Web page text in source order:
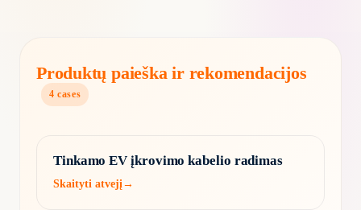
Produktų paieška ir rekomendacijos
4 cases
Tinkamo EV įkrovimo kabelio radimas
Skaityti atvejį→